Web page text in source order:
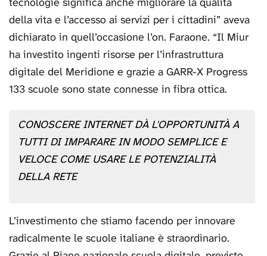
della vita e l’accesso ai servizi per i cittadini” aveva
dichiarato in quell’occasione l’on. Faraone. “Il Miur
ha investito ingenti risorse per l’infrastruttura
digitale del Meridione e grazie a GARR-X Progress
133 scuole sono state connesse in fibra ottica.
CONOSCERE INTERNET DÀ L'OPPORTUNITÀ A
TUTTI DI IMPARARE IN MODO SEMPLICE E
VELOCE COME USARE LE POTENZIALITÀ
DELLA RETE
L’investimento che stiamo facendo per innovare
radicalmente le scuole italiane è straordinario.